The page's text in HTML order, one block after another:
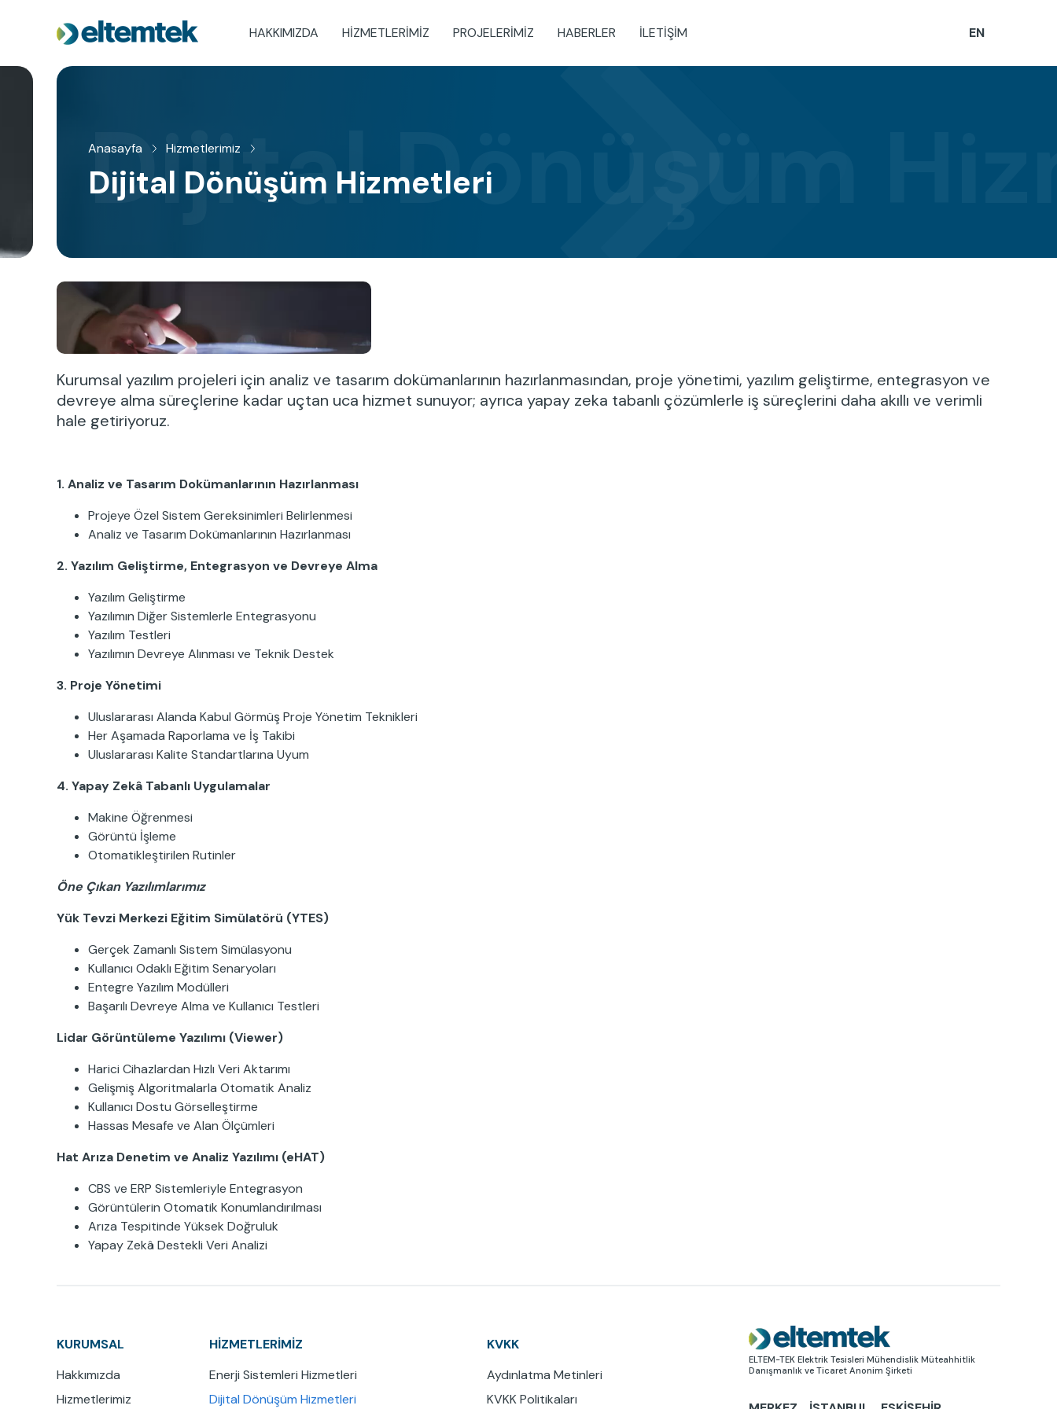
Main
navigation
HAKKIMIZDA HIZMETLERIMIZ PROJELERIMIZ HABERLER İLETIŞIM EN
Sayfa
yolu
Anasayfa Hizmetlerimiz
Dijital Dönüşüm Hizmetleri
Dijital Dönüşüm
Kurumsal yazılım projeleri için analiz ve tasarım dokümanlarının hazırlanmasından, proje yönetimi, yazılım geliştirme, entegrasyon ve
devreye alma süreçlerine kadar uçtan uca hizmet sunuyor; ayrıca yapay zeka tabanlı çözümlerle iş süreçlerini daha akıllı ve verimli
hale getiriyoruz.
1. Analiz ve Tasarım Dokümanlarının Hazırlanması
Projeye Özel Sistem Gereksinimleri Belirlenmesi
Analiz ve Tasarım Dokümanlarının Hazırlanması
2. Yazılım Geliştirme, Entegrasyon ve Devreye Alma
Yazılım Geliştirme
Yazılımın Diğer Sistemlerle Entegrasyonu
Yazılım Testleri
Yazılımın Devreye Alınması ve Teknik Destek
3. Proje Yönetimi
Uluslararası Alanda Kabul Görmüş Proje Yönetim Teknikleri
Her Aşamada Raporlama ve İş Takibi
Uluslararası Kalite Standartlarına Uyum
4. Yapay Zekâ Tabanlı Uygulamalar
Makine Öğrenmesi
Görüntü İşleme
Otomatikleştirilen Rutinler
Öne Çıkan Yazılımlarımız
Yük Tevzi Merkezi Eğitim Simülatörü (YTES)
Gerçek Zamanlı Sistem Simülasyonu
Kullanıcı Odaklı Eğitim Senaryoları
Entegre Yazılım Modülleri
Başarılı Devreye Alma ve Kullanıcı Testleri
Lidar Görüntüleme Yazılımı (Viewer)
Harici Cihazlardan Hızlı Veri Aktarımı
Gelişmiş Algoritmalarla Otomatik Analiz
Kullanıcı Dostu Görselleştirme
Hassas Mesafe ve Alan Ölçümleri
Hat Arıza Denetim ve Analiz Yazılımı (eHAT)
CBS ve ERP Sistemleriyle Entegrasyon
Görüntülerin Otomatik Konumlandırılması
Arıza Tespitinde Yüksek Doğruluk
Yapay Zekâ Destekli Veri Analizi
KURUMSAL
Hakkımızda
Hizmetlerimiz
HİZMETLERİMİZ
Enerji Sistemleri Hizmetleri
Dijital Dönüşüm Hizmetleri
KVKK
Aydınlatma Metinleri
KVKK Politikaları
Resim
ELTEM-TEK Elektrik Tesisleri Mühendislik Müteahhitlik
Danışmanlık ve Ticaret Anonim Şirketi